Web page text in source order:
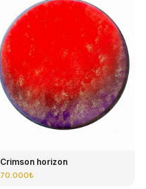
Crimson horizon
70.000₺